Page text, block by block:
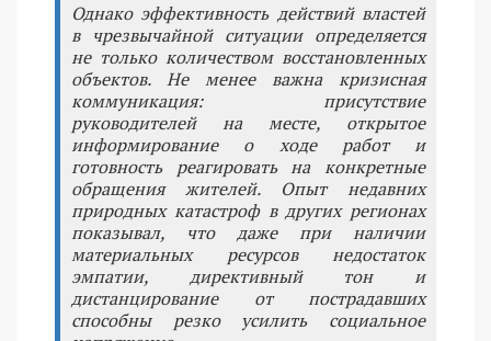
Однако эффективность действий властей
в чрезвычайной ситуации определяется
не только количеством восстановленных
объектов. Не менее важна кризисная
коммуникация: присутствие
руководителей на месте, открытое
информирование о ходе работ и
готовность реагировать на конкретные
обращения жителей. Опыт недавних
природных катастроф в других регионах
показывал, что даже при наличии
материальных ресурсов недостаток
эмпатии, директивный тон и
дистанцирование от пострадавших
способны резко усилить социальное